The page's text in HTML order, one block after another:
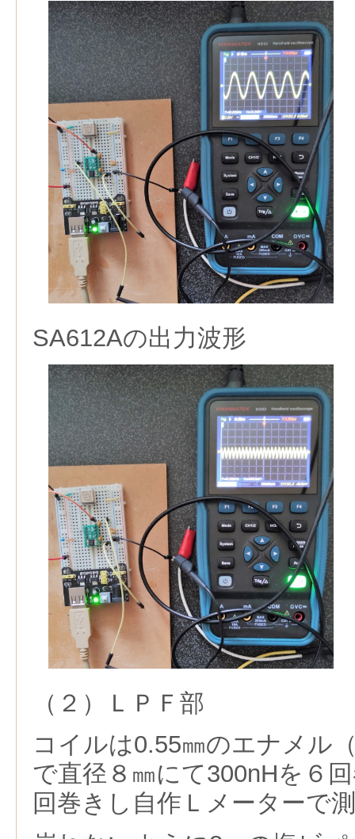
SA612Aの出力波形
（２）ＬＰＦ部
コイルは0.55㎜のエナメル
で直径８㎜にて300nHを６
回巻きし自作Ｌメーターで